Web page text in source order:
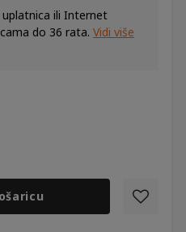
ili Internet
do 36 rata. Vidi više